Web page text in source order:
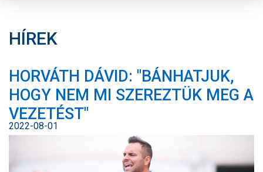
JEGYÉRTÉKESÍTÉS
WEBSHOP
STADION
EGYESÜLET
KAPCSOLAT
NYITÓLAP
HÍREK
HÍREK
HORVÁTH DÁVID: "BÁNHATJUK,
HOGY NEM MI SZEREZTÜK MEG A
VEZETÉST"
2022-08-01